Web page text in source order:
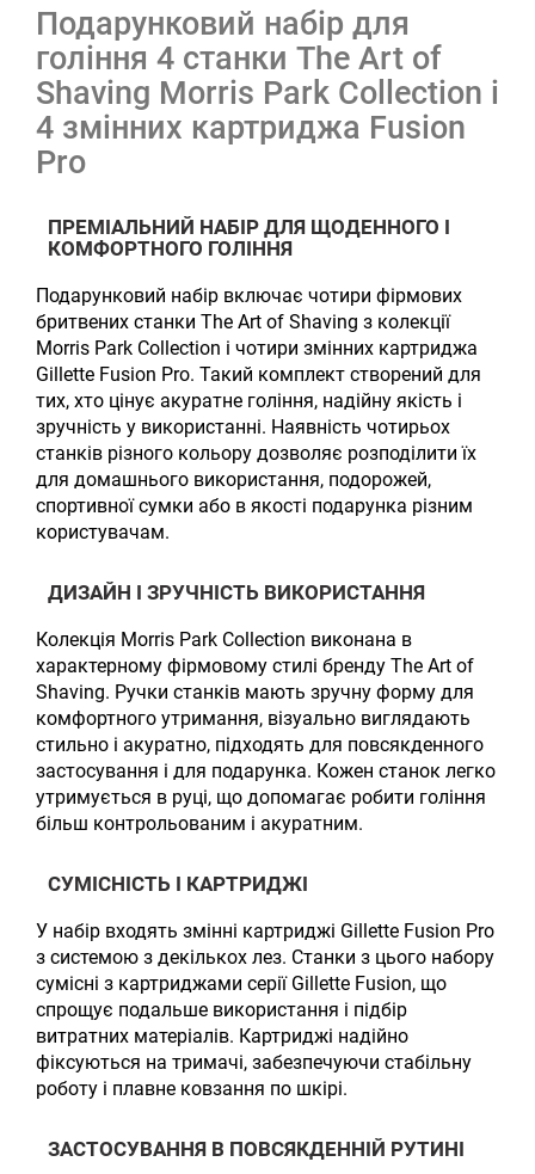
Подарунковий набір для
гоління 4 станки The Art of
Shaving Morris Park Collection і
4 змінних картриджа Fusion
Pro
ПРЕМІАЛЬНИЙ НАБІР ДЛЯ ЩОДЕННОГО І
КОМФОРТНОГО ГОЛІННЯ
Подарунковий набір включає чотири фірмових
бритвених станки The Art of Shaving з колекції
Morris Park Collection і чотири змінних картриджа
Gillette Fusion Pro. Такий комплект створений для
тих, хто цінує акуратне гоління, надійну якість і
зручність у використанні. Наявність чотирьох
станків різного кольору дозволяє розподілити їх
для домашнього використання, подорожей,
спортивної сумки або в якості подарунка різним
користувачам.
ДИЗАЙН І ЗРУЧНІСТЬ ВИКОРИСТАННЯ
Колекція Morris Park Collection виконана в
характерному фірмовому стилі бренду The Art of
Shaving. Ручки станків мають зручну форму для
комфортного утримання, візуально виглядають
стильно і акуратно, підходять для повсякденного
застосування і для подарунка. Кожен станок легко
утримується в руці, що допомагає робити гоління
більш контрольованим і акуратним.
СУМІСНІСТЬ І КАРТРИДЖІ
У набір входять змінні картриджі Gillette Fusion Pro
з системою з декількох лез. Станки з цього набору
сумісні з картриджами серії Gillette Fusion, що
спрощує подальше використання і підбір
витратних матеріалів. Картриджі надійно
фіксуються на тримачі, забезпечуючи стабільну
роботу і плавне ковзання по шкірі.
ЗАСТОСУВАННЯ В ПОВСЯКДЕННІЙ РУТИНІ